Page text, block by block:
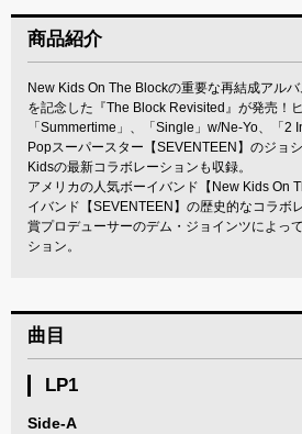
商品紹介
New Kids On The Blockの重要な再結成アル
を記念した『The Block Revisited』が発売！
「Summertime」、「Single」w/Ne-Yo、「2
Popスーパースター【SEVENTEEN】のジョ
Kidsの最新コラボレーションも収録。
アメリカの人気ボーイバンド【New Kids On
イバンド【SEVENTEEN】の歴史的なコラボ
賞プロデューサーのデム・ジョインツによっ
ション。
曲目
LP1
Side-A